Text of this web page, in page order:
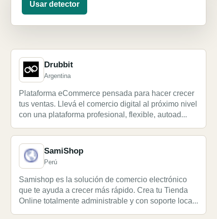
Usar detector
Drubbit
Argentina
Plataforma eCommerce pensada para hacer crecer
tus ventas. Llevá el comercio digital al próximo nivel
con una plataforma profesional, flexible, autoad...
SamiShop
Perú
Samishop es la solución de comercio electrónico
que te ayuda a crecer más rápido. Crea tu Tienda
Online totalmente administrable y con soporte loca...